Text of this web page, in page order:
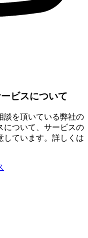
ビスについて
談を頂いている弊社の
について、サービスの
しています。詳しくは